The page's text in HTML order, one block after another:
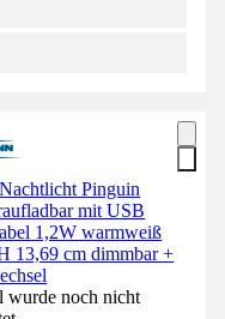
Pinguin
mit USB
1,2W warmweiß
13,69 cm dimmbar +
wurde noch nicht